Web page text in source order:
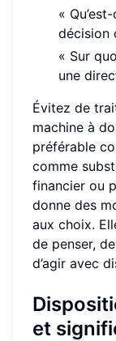
«
décision
« Sur
une
Évitez de
machine à
préférable
comme
financier ou
donne des
aux choix.
de penser,
d’agir avec
et